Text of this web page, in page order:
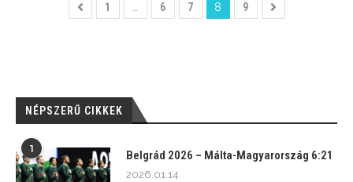
1 … 6 7 8 9
NÉPSZERŰ CIKKEK
1
Belgrád 2026 – Málta-Magyarország 6:21
2026.01.14.